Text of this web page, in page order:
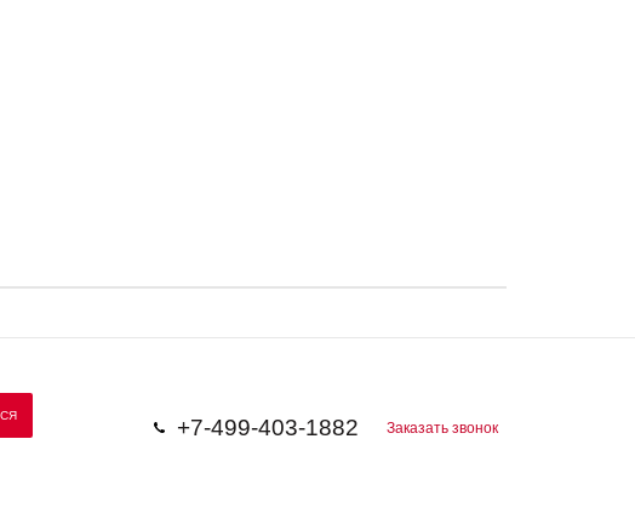
+7-499-403-1882 Заказать звонок